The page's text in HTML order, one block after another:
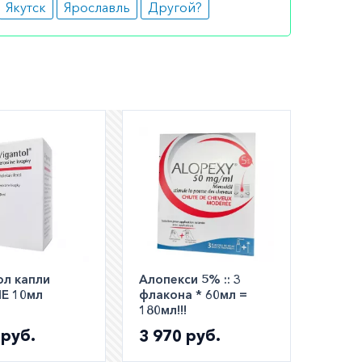
по РФ)
Якутск Ярославль Другой?
капли
10мл
Алопекси 5% :: 3
флакона * 60мл =
180мл!!!
3 970 руб.